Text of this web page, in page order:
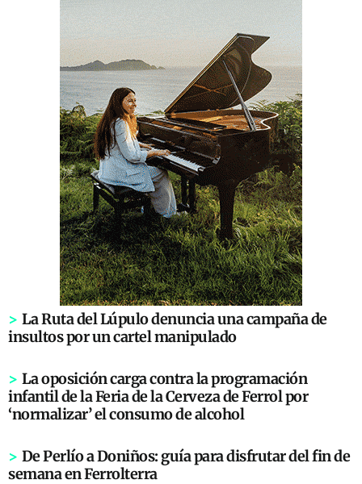
> La Ruta del Lúpulo denuncia una campaña de
insultos por un cartel manipulado
> La oposición carga contra la programación
infantil de la Feria de la Cerveza de Ferrol por
‘normalizar’ el consumo de alcohol
> De Perlío a Doniños: guía para disfrutar del fin de
semana en Ferrolterra